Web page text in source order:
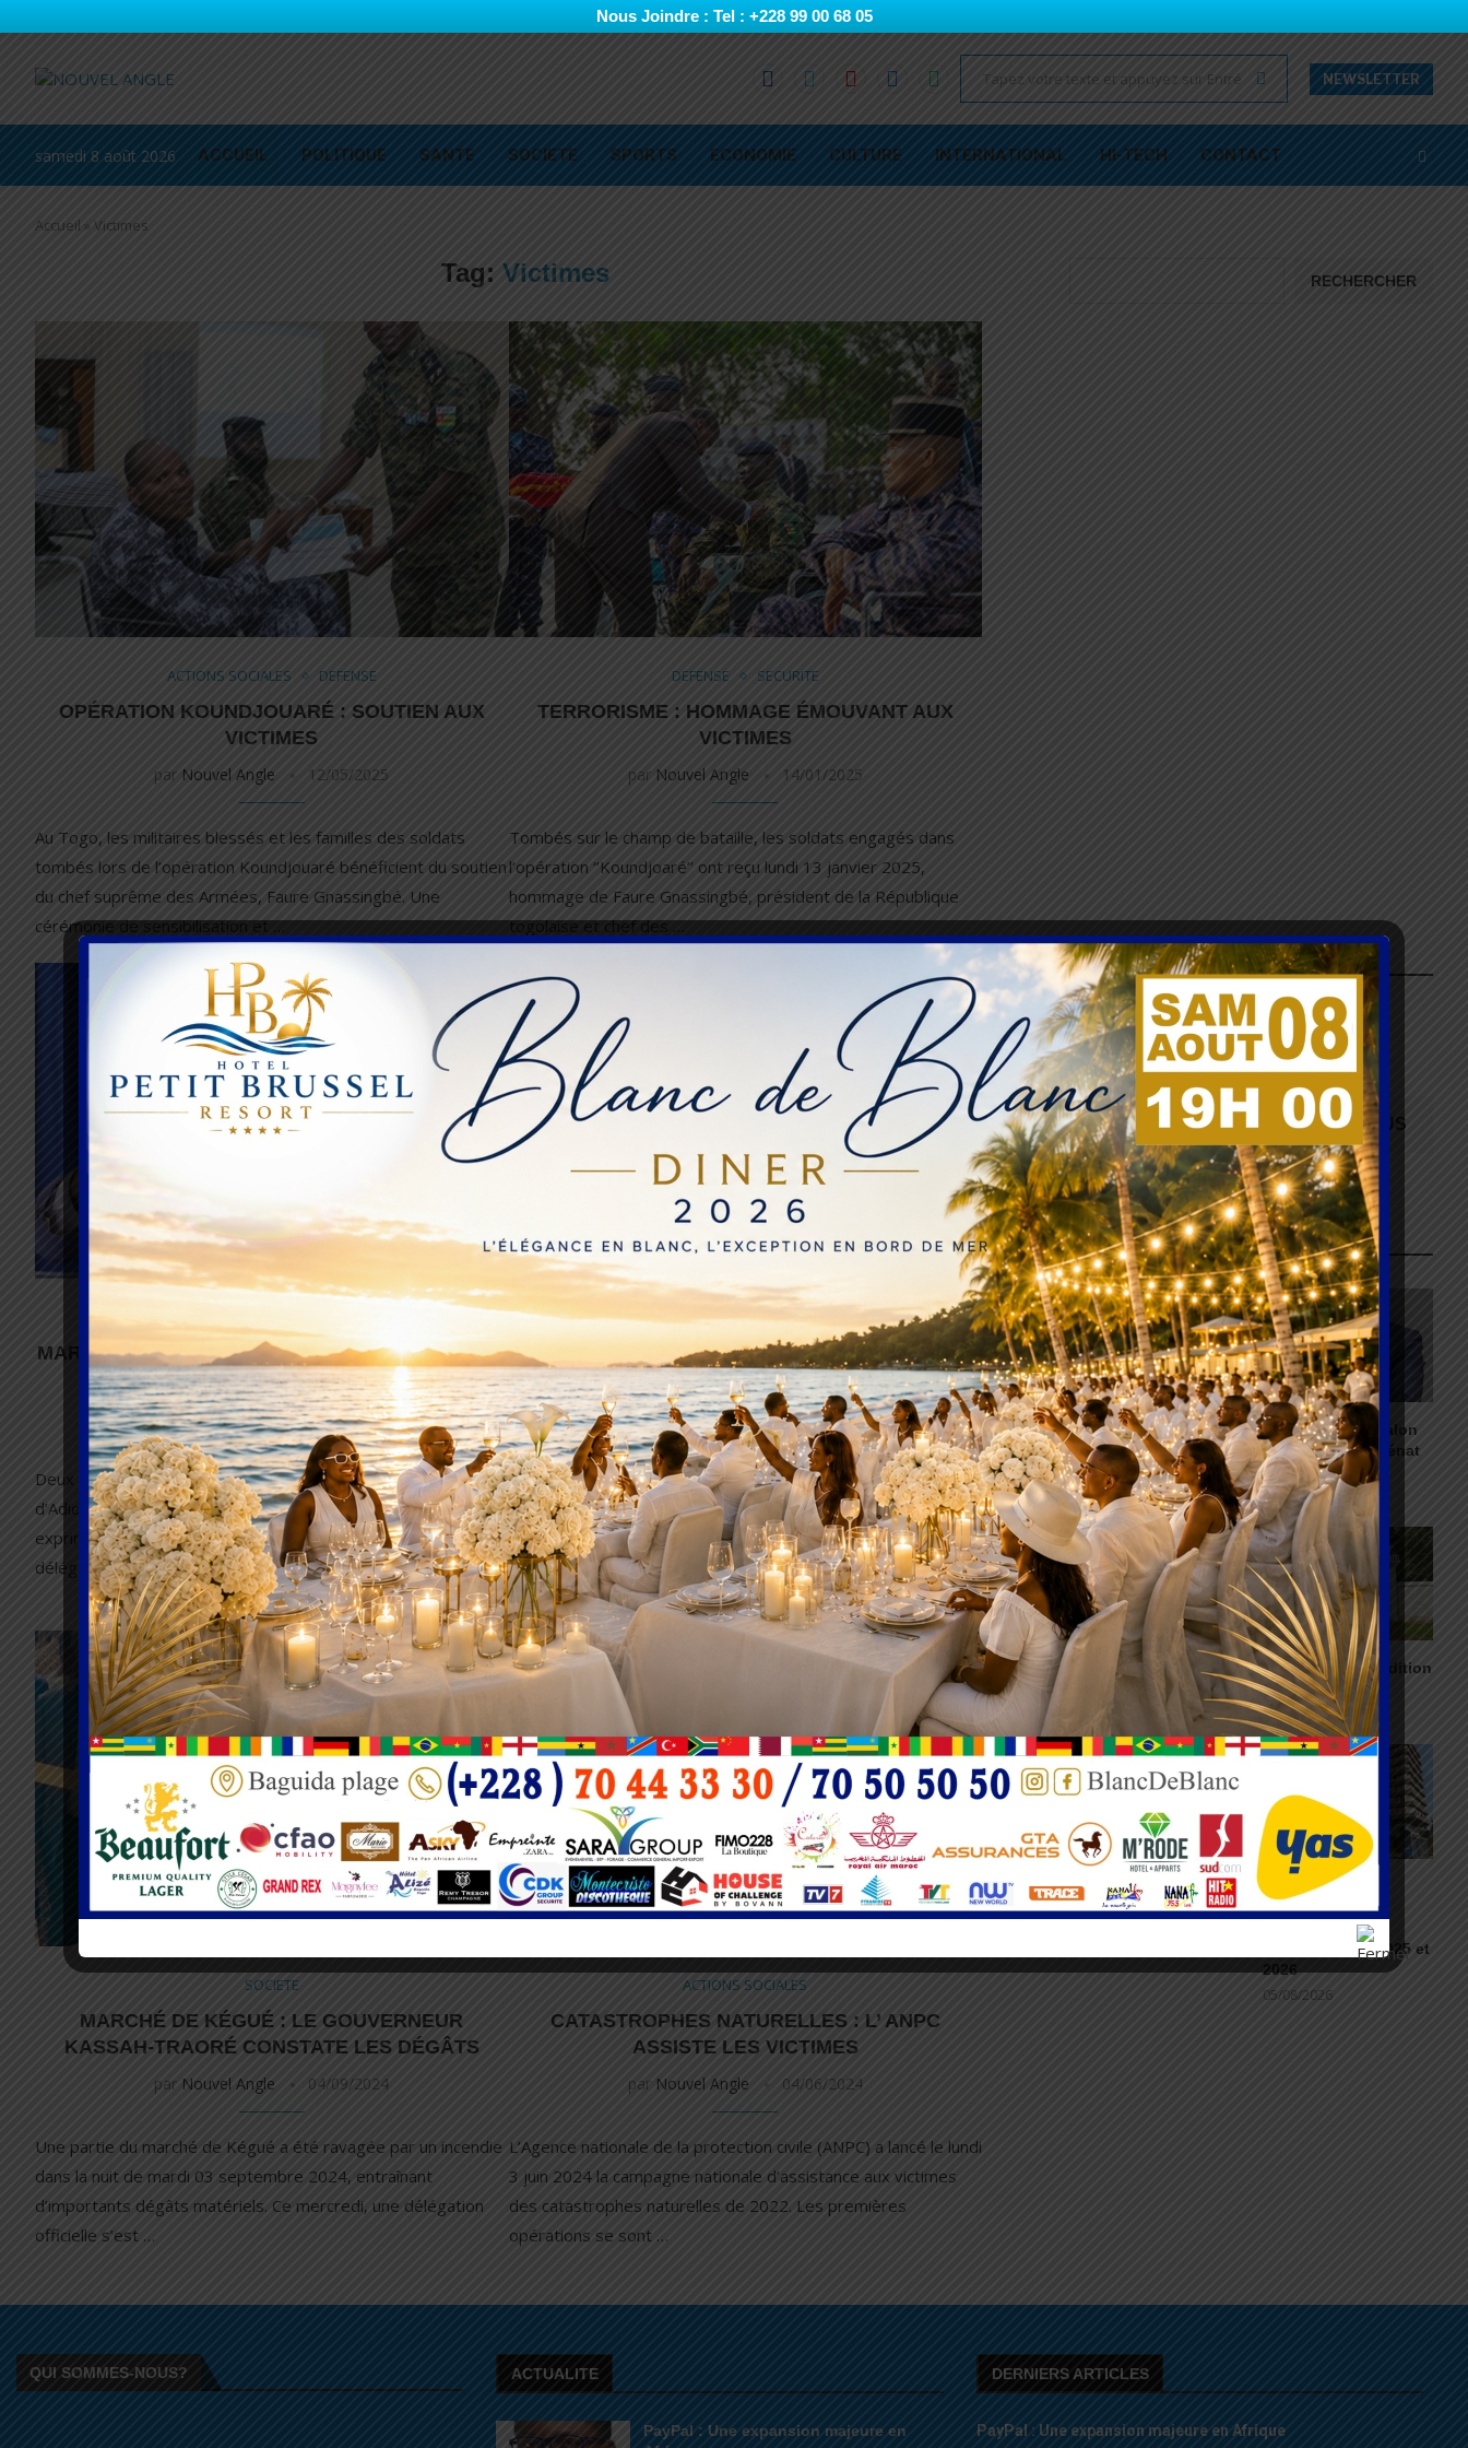
Nous Joindre : Tel : +228 99 00 68 05
NEWSLETTER
samedi 8 août 2026 ACCUEIL POLITIQUE SANTE SOCIETE SPORTS ECONOMIE CULTURE INTERNATIONAL HI-TECH CONTACT
Accueil » Victimes
Tag: Victimes
ACTIONS SOCIALES DEFENSE
OPÉRATION KOUNDJOUARÉ : SOUTIEN AUX
VICTIMES
par Nouvel Angle 12/05/2025
Au Togo, les militaires blessés et les familles des soldats
tombés lors de l’opération Koundjouaré bénéficient du soutien
du chef suprême des Armées, Faure Gnassingbé. Une
cérémonie de sensibilisation et …
DEFENSE SECURITE
TERRORISME : HOMMAGE ÉMOUVANT AUX
VICTIMES
par Nouvel Angle 14/01/2025
Tombés sur le champ de bataille, les soldats engagés dans
l’opération ‘’Koundjoaré’’ ont reçu lundi 13 janvier 2025,
hommage de Faure Gnassingbé, président de la République
togolaise et chef des …
MARCHÉ ADIDOGOMÉ-ASSIYÉYÉ : SOUTIEN AUX
VICTIMES DE L’INCENDIE
parNouvel Angle 02/01/2025
Deux jours après l’incendie qui a ravagé une partie du marché
d’Adidogomé Assiyéyé, l’exécutif togolais s’est mobilisé pour
exprimer sa solidarité envers les victimes. Ce jeudi, une
délégation gouvernementale s’est …
POLITIQUE
CRISE DE 2005 AU TOGO : LES ENFANTS
VICTIMES DANS LES BONNES GRÂCES DU
HCRRUN
parNouvel Angle 12/09/2024
Le Haut-Commissariat à la Réconciliation et au Renforcement
de l’Unité Nationale (HCRRUN) a évalué les 10 et 11
septembre dernier, les résultats des enfants orphelins
bénéficiant du programme de bourses …
SOCIETE
MARCHÉ DE KÉGUÉ : LE GOUVERNEUR
KASSAH-TRAORÉ CONSTATE LES DÉGÂTS
par Nouvel Angle 04/09/2024
Une partie du marché de Kégué a été ravagée par un incendie
dans la nuit de mardi 03 septembre 2024, entraînant
d’importants dégâts matériels. Ce mercredi, une délégation
officielle s’est …
ACTIONS SOCIALES
CATASTROPHES NATURELLES : L’ ANPC
ASSISTE LES VICTIMES
par Nouvel Angle 04/06/2024
L’Agence nationale de la protection civile (ANPC) a lancé le lundi
3 juin 2024 la campagne nationale d’assistance aux victimes
des catastrophes naturelles de 2022. Les premières
opérations se sont …
RECHERCHER
NOUS SUIVRE SUR FACEBOOK
ABONNEZ-VOUS
ARTICLES RECENTS
PayPal : Une
expansion majeure en
Afrique
06/08/2026
Bénin : Patrice Talon
élu à la tête du Sénat
06/08/2026
GVA devient Canal+
06/08/2026
Agbogboza : L’ édition
2026 annulée
05/08/2026
Togo : 160 écoles
risquent la fermeture
Administration
togolaise : 78
fonctionnaires
licenciés entre 2025 et
2026
05/08/2026
QUI SOMMES-NOUS? ACTUALITE
PayPal : Une expansion majeure en
DERNIERS ARTICLES
PayPal : Une expansion majeure en Afrique